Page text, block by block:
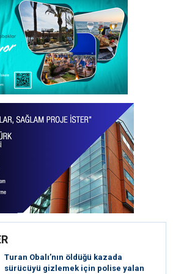
Turan Obalı’nın öldüğü kazada
sürücüyü gizlemek için polise yalan